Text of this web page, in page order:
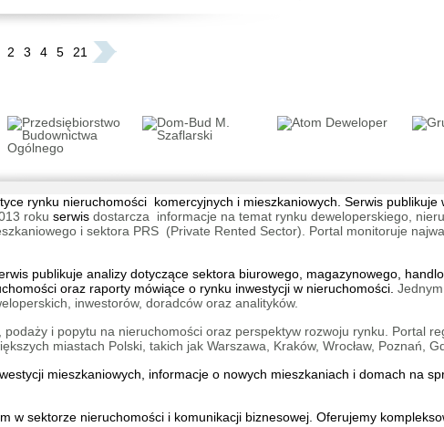
2 3 4 5 21
Lokum la
Wrocław
Katowice
rynku nieruchomości komercyjnych i mieszkaniowych. Serwis
roku serwis dostarcza informacje na temat rynku deweloperskiego,
i sektora PRS (Private Rented Sector). Portal monitoruje
publikuje analizy dotyczące sektora biurowego, magazynowego,
oraz raporty mówiące o rynku inwestycji w nieruchomości.
inwestorów, doradców oraz analityków.
i popytu na nieruchomości oraz perspektyw rozwoju rynku. Portal
miastach Polski, takich jak Warszawa, Kraków, Wrocław, Poznań,
mieszkaniowych, informacje o nowych mieszkaniach i domach na
w sektorze nieruchomości i komunikacji biznesowej. Oferujemy